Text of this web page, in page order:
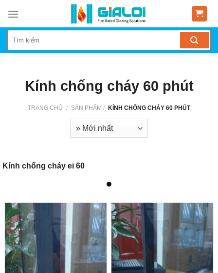
content
Kính chống cháy 60 phút
TRANG CHỦ / SẢN PHẨM / KÍNH CHỐNG CHÁY 60 PHÚT
Kính chống cháy ei 60